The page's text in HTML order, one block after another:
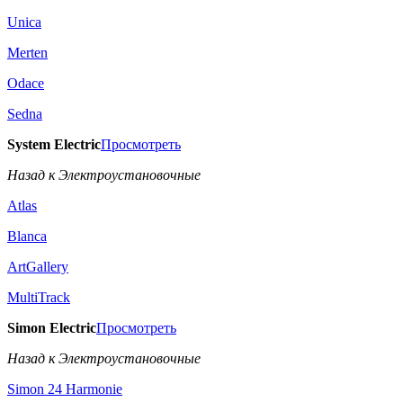
Unica
Merten
Odace
Sedna
System ElectricПросмотреть
Назад к Электроустановочные
Atlas
Blanca
ArtGallery
MultiTrack
Simon ElectricПросмотреть
Назад к Электроустановочные
Simon 24 Harmonie